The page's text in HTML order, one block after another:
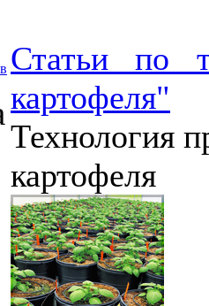
Статьи по
картофеля"
Технология
картофеля